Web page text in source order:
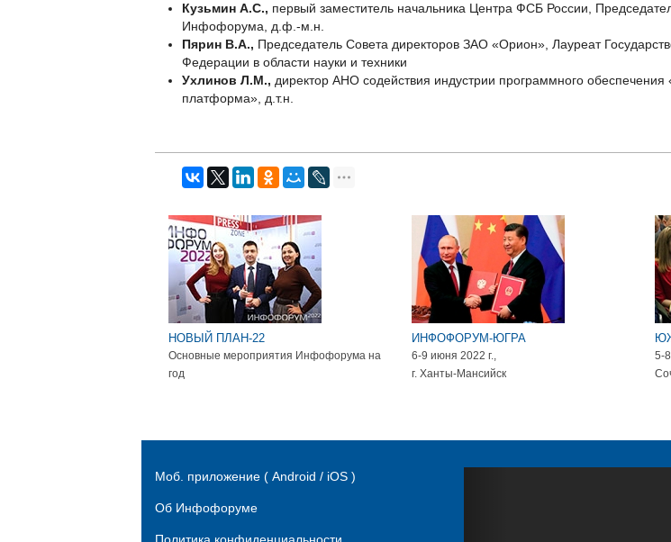
Кузьмин А.С., первый заместитель начальника Центра ФСБ России,
Инфофорума, д.ф.-м.н.
Пярин В.А., Председатель Совета директоров ЗАО «Орион», Лауреат
Федерации в области науки и техники
Ухлинов Л.М., директор АНО содействия индустрии программного
платформа», д.т.н.
НОВЫЙ ПЛАН-22
Основные мероприятия Инфофорума на
год
ИНФОФОРУМ-ЮГРА
6-9 июня 2022 г.,
г. Ханты-Мансийск
5-
Моб. приложение ( Android / iOS )
Об Инфофоруме